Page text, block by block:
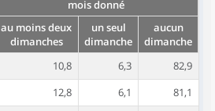
mois donné
au moins deux
dimanches
un seul
dimanche
aucun
dimanche
10,8 6,3
82,9
12,8 6,1
81,1